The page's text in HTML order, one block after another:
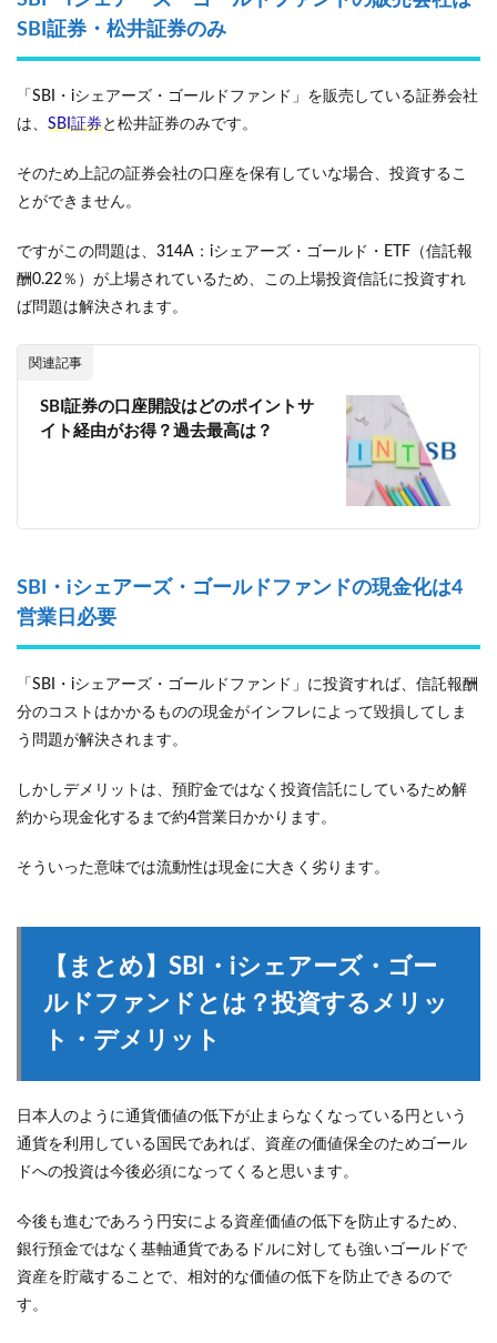
SBI証券・松井証券のみ
「SBI・iシェアーズ・ゴールドファンド」を販売している証券会社
は、 SBI証券と松井証券のみです。
そのため上記の証券会社の口座を保有していな場合、投資するこ
とができません。
ですがこの問題は、314A：iシェアーズ・ゴールド・ETF（信託報
酬0.22％）が上場されているため、この上場投資信託に投資すれ
ば問題は解決されます。
関連記事
SBI証券の口座開設はどのポイントサ
イト経由がお得？過去最高は？
SBI・iシェアーズ・ゴールドファンドの現金化は4
営業日必要
「SBI・iシェアーズ・ゴールドファンド」に投資すれば、信託報酬
分のコストはかかるものの現金がインフレによって毀損してしま
う問題が解決されます。
しかしデメリットは、預貯金ではなく投資信託にしているため解
約から現金化するまで約4営業日かかります。
そういった意味では流動性は現金に大きく劣ります。
【まとめ】SBI・iシェアーズ・ゴー
ルドファンドとは？投資するメリッ
ト・デメリット
日本人のように通貨価値の低下が止まらなくなっている円という
通貨を利用している国民であれば、資産の価値保全のためゴール
ドへの投資は今後必須になってくると思います。
今後も進むであろう円安による資産価値の低下を防止するため、
銀行預金ではなく基軸通貨であるドルに対しても強いゴールドで
資産を貯蔵することで、相対的な価値の低下を防止できるので
す。